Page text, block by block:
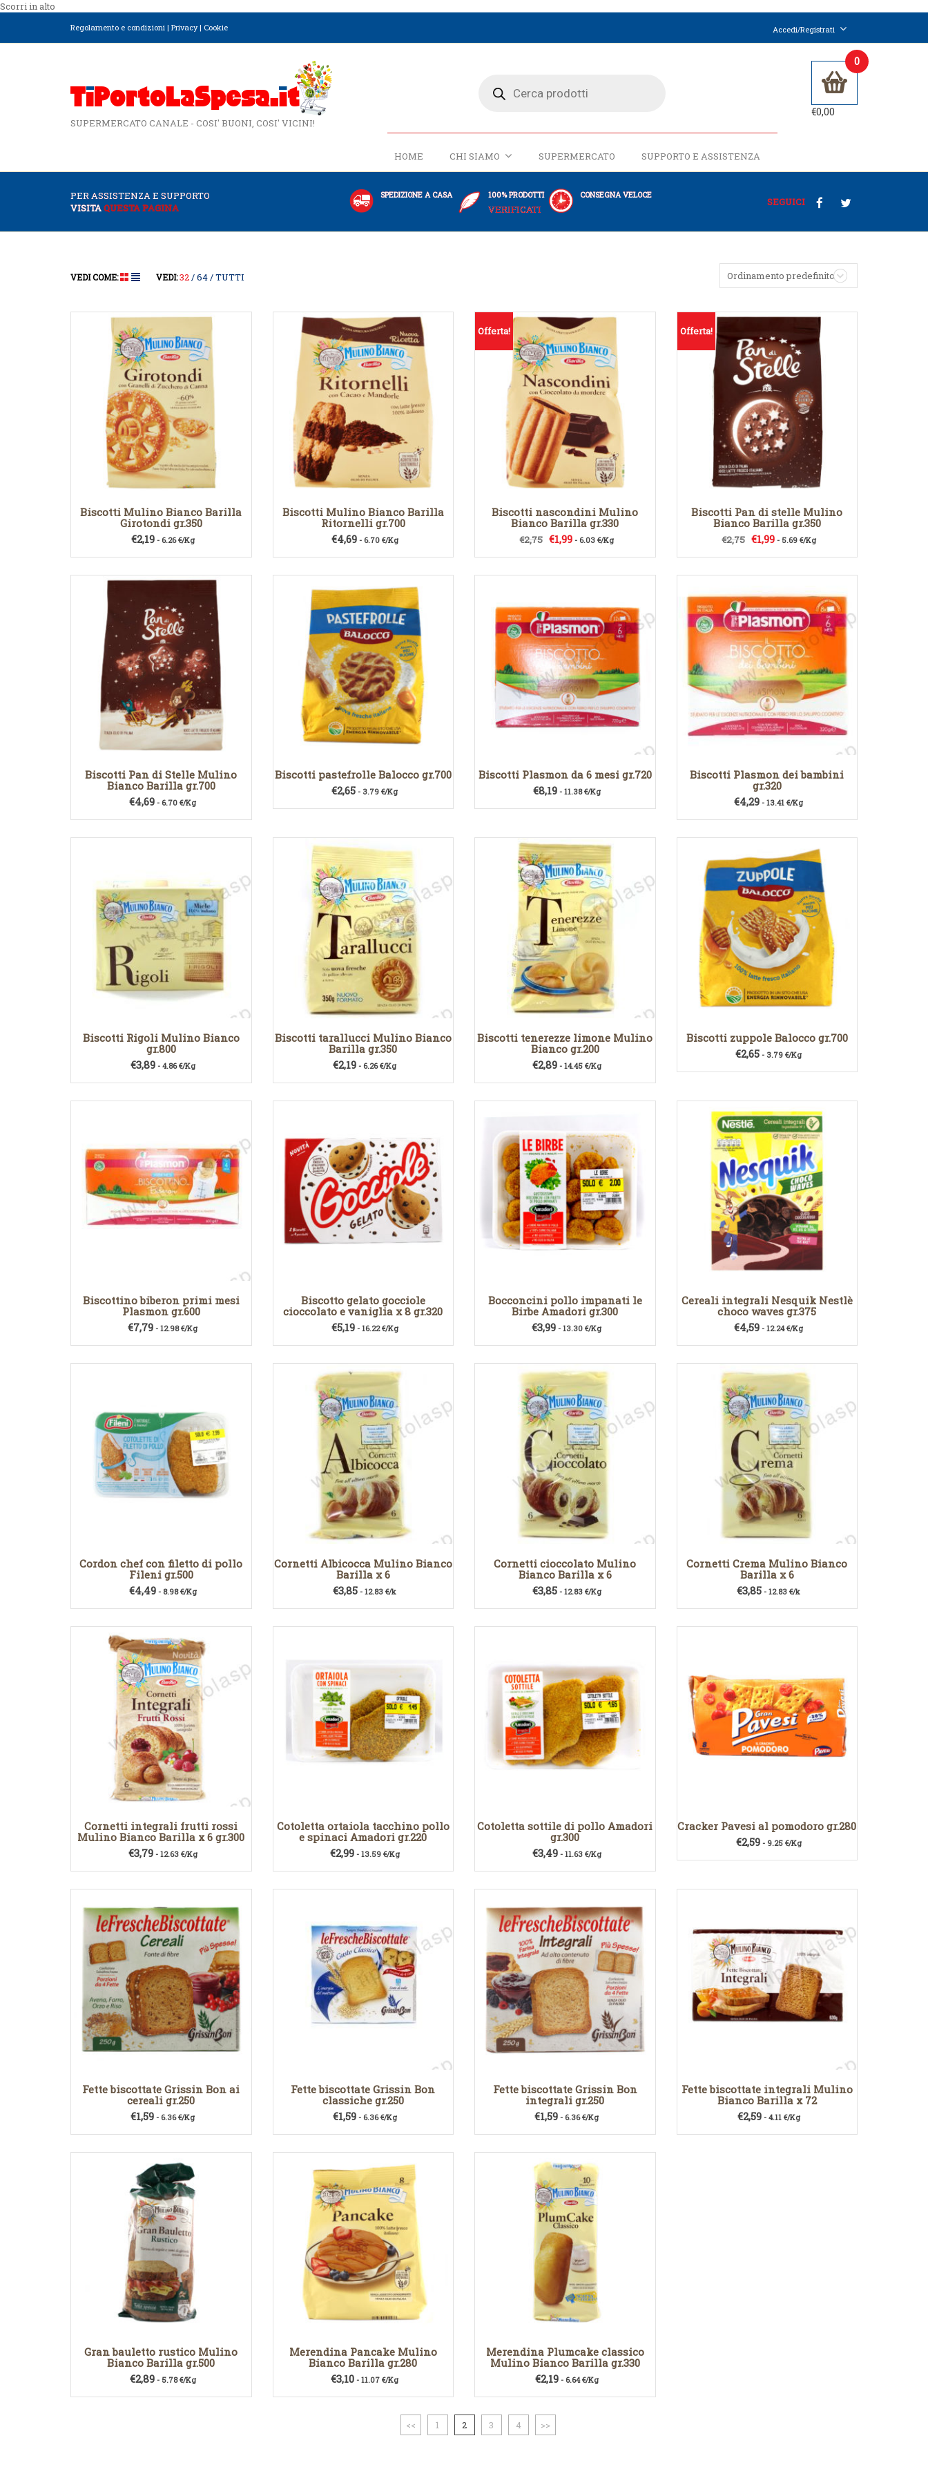
Scorri in alto
Regolamento e condizioni | Privacy| Cookie Accedi/Registrati
SUPERMERCATO CANALE - COSI' BUONI, COSI' VICINI!
HOME CHI SIAMO SUPERMERCATO SUPPORTO E ASSISTENZA
0
€0,00
PER ASSISTENZA E SUPPORTO
VISITAQUESTA PAGINA
SPEDIZIONE A CASA 100% PRODOTTI
VERIFICATI
CONSEGNA VELOCE
SEGUICI
Ordinamento predefinito
VEDI COME: VEDI:32 64 TUTTI
Biscotti Mulino Bianco Barilla
Girotondi gr.350
€2,19- 6.26 €/Kg
Biscotti Mulino Bianco Barilla
Ritornelli gr.700
€4,69- 6.70 €/Kg
Offerta!
Biscotti nascondini Mulino
Bianco Barilla gr.330
€2,75 Il
€1,99Il
- 6.03 €/Kg
Offerta!
Biscotti Pan di stelle Mulino
Bianco Barilla gr.350
€2,75 Il
€2,75.
€1,99Il
€1,99.
- 5.69 €/Kg
Biscotti Pan di Stelle Mulino
Bianco Barilla gr.700
€4,69 - 6.70 €/Kg
Biscotti pastefrolle Balocco gr.700
€2,65 - 3.79 €/Kg
Biscotti Plasmon da 6 mesi gr.720
€8,19- 11.38 €/Kg
Biscotti Plasmon dei bambini
gr.320
€4,29 - 13.41 €/Kg
Biscotti Rigoli Mulino Bianco
gr.800
€3,89- 4.86 €/Kg
Biscotti tarallucci Mulino Bianco
Barilla gr.350
€2,19 - 6.26 €/Kg
Biscotti tenerezze limone Mulino
Bianco gr.200
€2,89- 14.45 €/Kg
Biscotti zuppole Balocco gr.700
€2,65 - 3.79 €/Kg
Biscottino biberon primi mesi
Plasmon gr.600
€7,79 - 12.98 €/Kg
Biscotto gelato gocciole
cioccolato e vaniglia x 8 gr.320
€5,19- 16.22 €/Kg
Bocconcini pollo impanati le
Birbe Amadori gr.300
€3,99 - 13.30 €/Kg
Cereali integrali Nesquik Nestlè
choco waves gr.375
€4,59 - 12.24 €/Kg
Cordon chef con filetto di pollo
Fileni gr.500
€4,49- 8.98 €/Kg
Cornetti Albicocca Mulino Bianco
Barilla x 6
€3,85 - 12.83 €/k
Cornetti cioccolato Mulino
Bianco Barilla x 6
€3,85- 12.83 €/Kg
Cornetti Crema Mulino Bianco
Barilla x 6
€3,85 - 12.83 €/k
Cornetti integrali frutti rossi
Mulino Bianco Barilla x 6 gr.300
€3,79- 12.63 €/Kg
Cotoletta ortaiola tacchino pollo
e spinaci Amadori gr.220
€2,99- 13.59 €/Kg
Cotoletta sottile di pollo Amadori
gr.300
€3,49- 11.63 €/Kg
Cracker Pavesi al pomodoro gr.280
€2,59- 9.25 €/Kg
Fette biscottate Grissin Bon ai
cereali gr.250
€1,59 - 6.36 €/Kg
Fette biscottate Grissin Bon
classiche gr.250
€1,59- 6.36 €/Kg
Fette biscottate Grissin Bon
integrali gr.250
€1,59 - 6.36 €/Kg
Fette biscottate integrali Mulino
Bianco Barilla x 72
€2,59- 4.11 €/Kg
Gran bauletto rustico Mulino
Bianco Barilla gr.500
€2,89- 5.78 €/Kg
Merendina Pancake Mulino
Bianco Barilla gr.280
€3,10 - 11.07 €/Kg
Merendina Plumcake classico
Mulino Bianco Barilla gr.330
€2,19- 6.64 €/Kg
<< 1 2 3 4 >>